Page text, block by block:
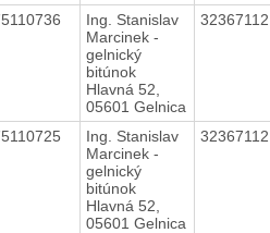
Ing. Stanislav
Marcinek -
gelnický
bitúnok
Hlavná 52,
05601 Gelnica
32367112
Ing. Stanislav
Marcinek -
gelnický
bitúnok
Hlavná 52,
05601 Gelnica
32367112